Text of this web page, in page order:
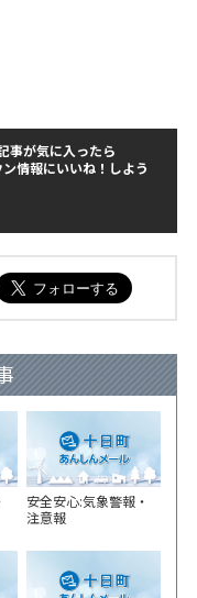
事が気に入ったら
情報にいいね！しよう
安全安心:気象警報・
注意報